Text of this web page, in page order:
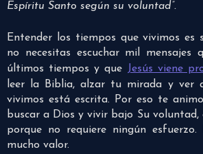
Espíritu Santo según su voluntad”.
Entender los tiempos que vivimos es
no necesitas escuchar mil mensajes
últimos tiempos y que Jesús viene
leer la Biblia, alzar tu mirada y ver
vivimos está escrita. Por eso te
buscar a Dios y vivir bajo Su voluntad,
porque no requiere ningún esfuerzo.
mucho valor.